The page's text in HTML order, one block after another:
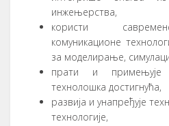
инжењерства,
користи
комуникационе
за моделирање,
прати и примењује
технолошка достигнућа,
развија и унапређује
технологије,